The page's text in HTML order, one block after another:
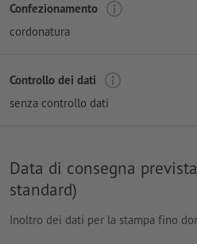
Confezionamento
cordonatura
Controllo dei dati
senza controllo dati
Data di consegna
standard)
Inoltro dei dati per la stampa fino